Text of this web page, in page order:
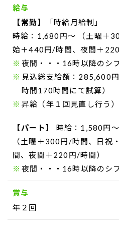
給与
【常勤】
「時給月給制」
時給：1,680円～ （土曜＋
始＋440円/時間、夜間＋220
夜間・・・16時以降のシ
見込総支給額：285,600
時間170時間にて試算）
昇給（年１回見直し行う）
【パート】
時給：1,580円～
（土曜＋300円/時間、日祝
間、夜間＋220円/時間）
夜間・・・16時以降のシ
賞与
年２回